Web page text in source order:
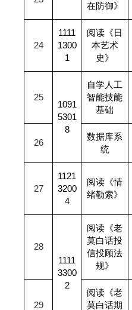
在防御》
24
1111
1300
1
阅读《日
本艺术
史》
25
1091
5301
8
自学人工
智能技能
基础
26
数据库系
统
27
1121
3200
4
阅读《情
绪勒索》
28
1111
3300
2
阅读《老
莫白话投
信投顾法
规》
29
阅读《老
莫白话期